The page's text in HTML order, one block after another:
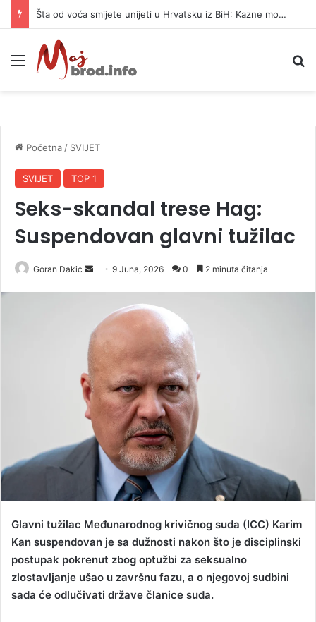
Šta od voća smijete unijeti u Hrvatsku iz BiH: Kazne mogu dostići 13.260 evra
Meni
Početna / SVIJET
SVIJET TOP 1
Seks-skandal trese Hag:
Suspendovan glavni tužilac
Goran Dakic
a
e
m
l
9 Juna, 2026 0 2 minuta čitanja
Glavni tužilac Međunarodnog krivičnog suda (ICC) Karim
Kan suspendovan je sa dužnosti nakon što je disciplinski
postupak pokrenut zbog optužbi za seksualno
zlostavljanje ušao u završnu fazu, a o njegovoj sudbini
sada će odlučivati države članice suda.